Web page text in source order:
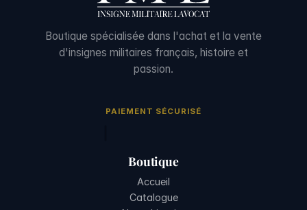
Boutique spécialisée dans l'achat et la vente
d'insignes militaires français, histoire et
passion.
PAIEMENT SÉCURISÉ
Boutique
Accueil
Catalogue